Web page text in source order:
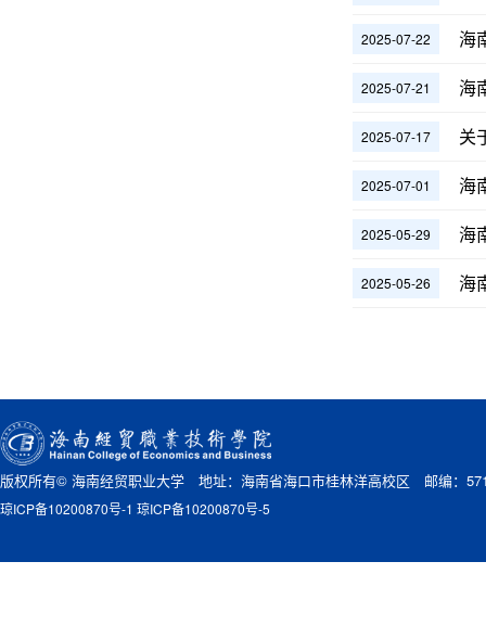
2025-07-22 海
2025-07-21 海
2025-07-17 关
2025-07-01 海
2025-05-29 海
2025-05-26 海
版权所有© 海南经贸职业大学 地址：海南省海口市桂林洋高校区 邮编：
琼ICP备10200870号-1 琼ICP备10200870号-5